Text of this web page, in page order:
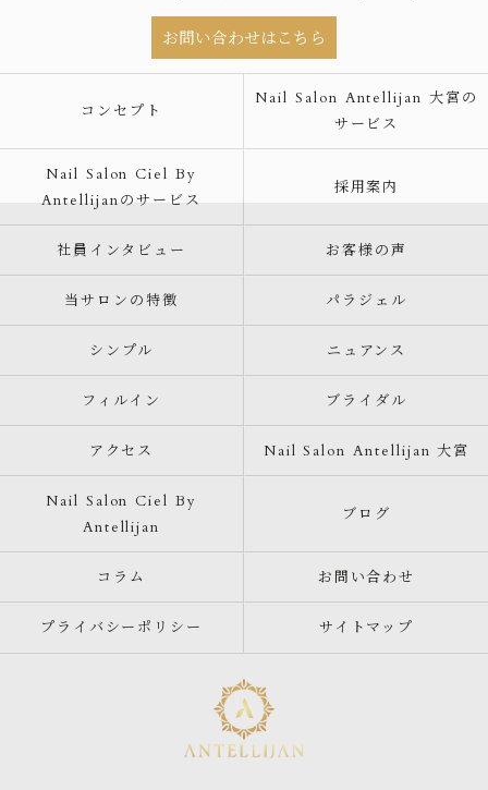
お問い合わせはこちら
コンセプト
Nail Salon Antellijan 大宮の
サービス
Nail Salon Ciel By
Antellijanのサービス
採用案内
社員インタビュー お客様の声
当サロンの特徴 パラジェル
シンプル ニュアンス
フィルイン ブライダル
アクセス Nail Salon Antellijan 大宮
Nail Salon Ciel By
Antellijan
ブログ
コラム お問い合わせ
プライバシーポリシー サイトマップ